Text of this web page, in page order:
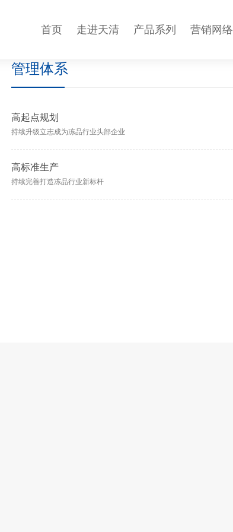
首页 走进天清 产品系列 营销网络
管理体系
高起点规划
持续升级立志成为冻品行业头部企业
高标准生产
持续完善打造冻品行业新标杆